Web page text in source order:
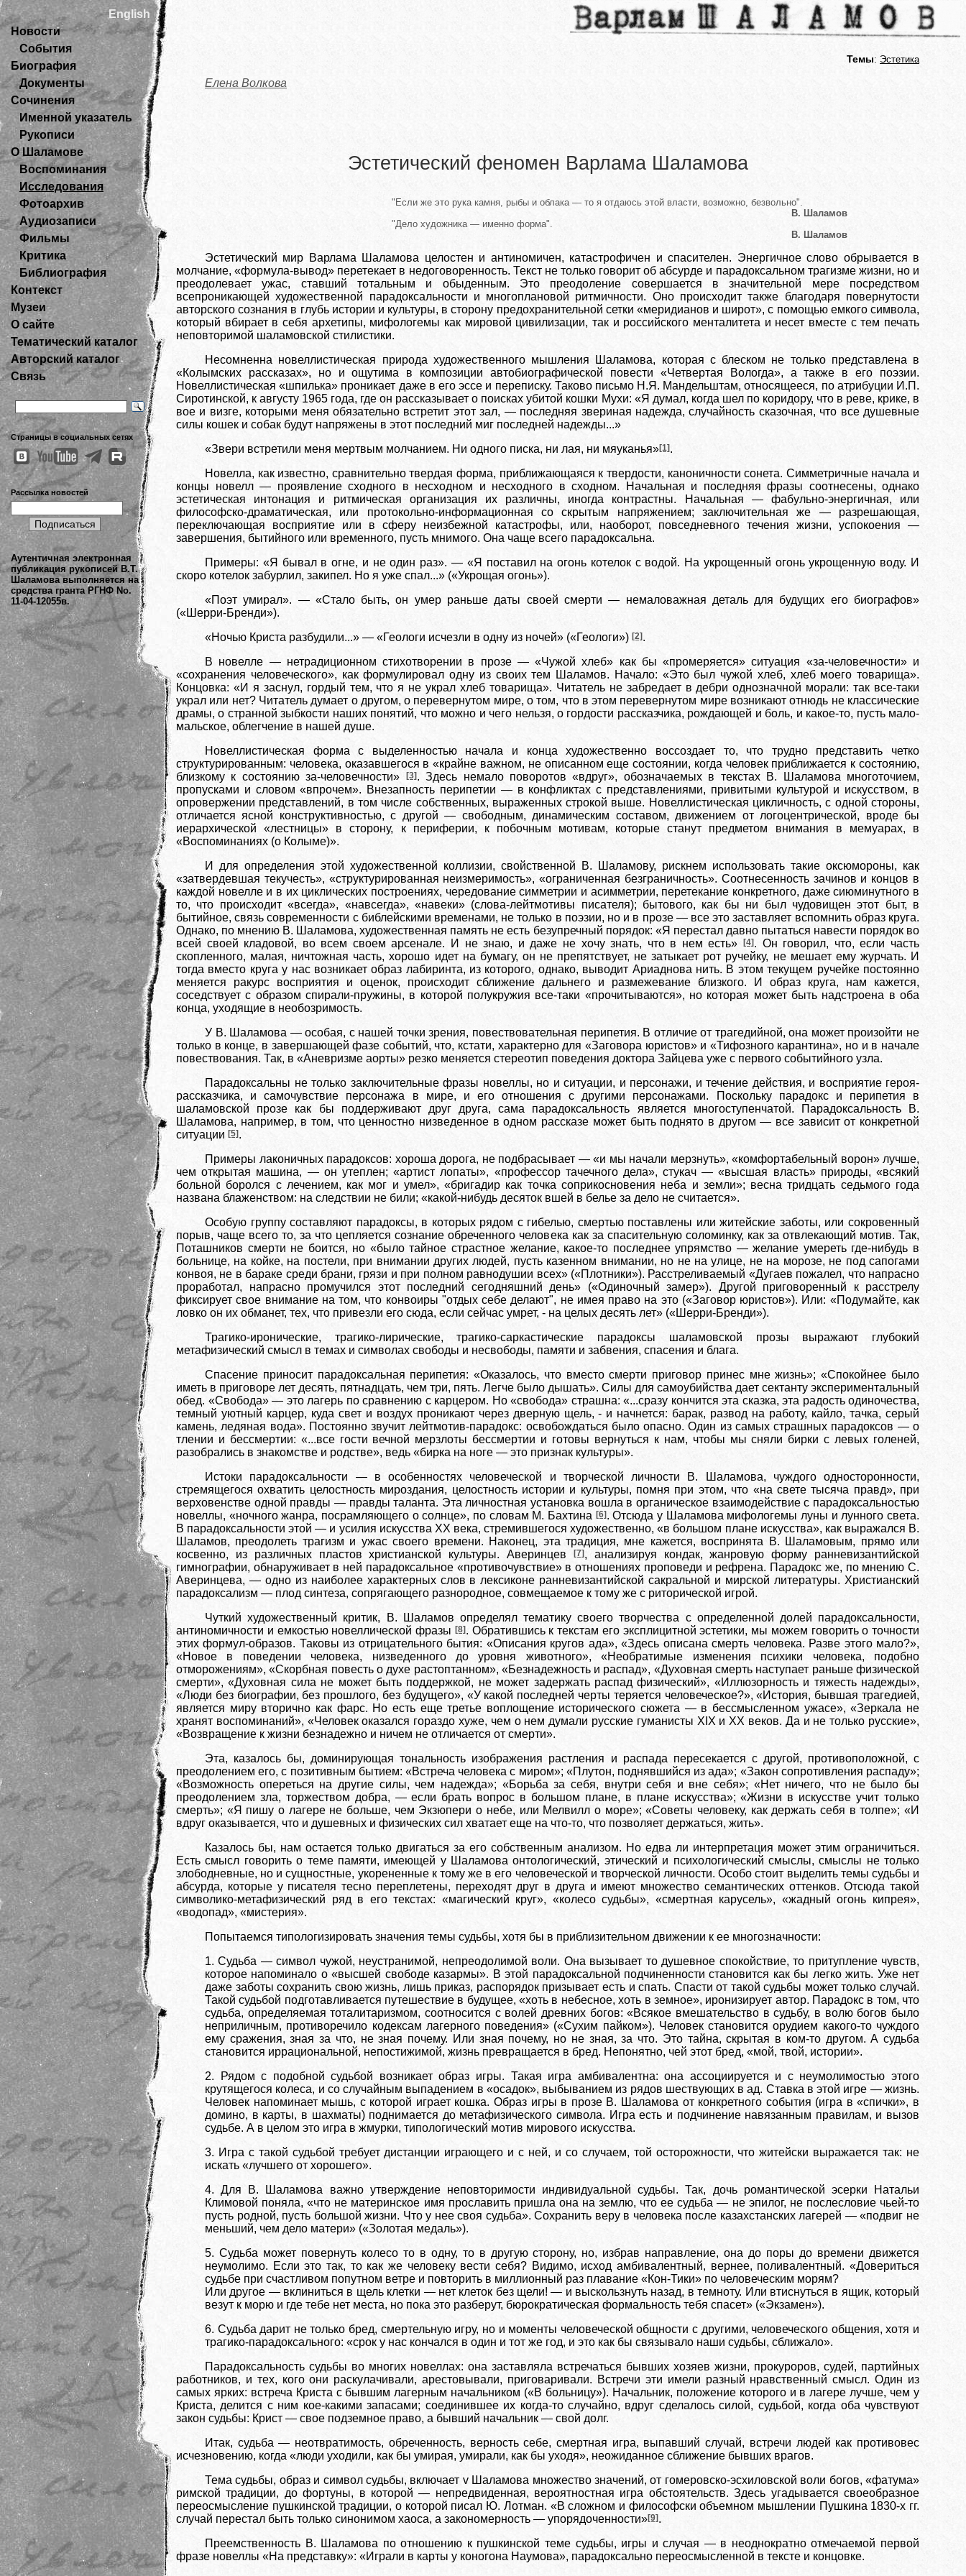
English
Новости
События
Биография
Документы
Сочинения
Именной указатель
Рукописи
О Шаламове
Воспоминания
Исследования
Фотоархив
Аудиозаписи
Фильмы
Критика
Библиография
Контекст
Музеи
О сайте
Тематический каталог
Авторский каталог
Связь
Страницы в социальных сетях
Рассылка новостей
Аутентичная электронная
публикация рукописей В.Т.
Шаламова выполняется на
средства гранта РГНФ No.
11-04-12055в.
Темы: Эстетика
Елена Волкова
Эстетический феномен Варлама Шаламова
"Если же это рука камня, рыбы и облака — то я отдаюсь этой власти, возможно, безвольно".
В. Шаламов
"Дело художника — именно форма".
В. Шаламов
Эстетический мир Варлама Шаламова целостен и антиномичен, катастрофичен и спасителен. Энергичное слово обрывается в
молчание, «формула-вывод» перетекает в недоговоренность. Текст не только говорит об абсурде и парадоксальном трагизме жизни, но и
преодолевает ужас, ставший тотальным и обыденным. Это преодоление совершается в значительной мере посредством
всепроникающей художественной парадоксальности и многоплановой ритмичности. Оно происходит также благодаря повернутости
авторского сознания в глубь истории и культуры, в сторону предохранительной сетки «меридианов и широт», с помощью емкого символа,
который вбирает в себя архетипы, мифологемы как мировой цивилизации, так и российского менталитета и несет вместе с тем печать
неповторимой шаламовской стилистики.
Несомненна новеллистическая природа художественного мышления Шаламова, которая с блеском не только представлена в
«Колымских рассказах», но и ощутима в композиции автобиографической повести «Четвертая Вологда», а также в его поэзии.
Новеллистическая «шпилька» проникает даже в его эссе и переписку. Таково письмо Н.Я. Мандельштам, относящееся, по атрибуции И.П.
Сиротинской, к августу 1965 года, где он рассказывает о поисках убитой кошки Мухи: «Я думал, когда шел по коридору, что в реве, крике, в
вое и визге, которыми меня обязательно встретит этот зал, — последняя звериная надежда, случайность сказочная, что все душевные
силы кошек и собак будут напряжены в этот последний миг последней надежды...»
«Звери встретили меня мертвым молчанием. Ни одного писка, ни лая, ни мяуканья»[1] .
Новелла, как известно, сравнительно твердая форма, приближающаяся к твердости, каноничности сонета. Симметричные начала и
концы новелл — проявление сходного в несходном и несходного в сходном. Начальная и последняя фразы соотнесены, однако
эстетическая интонация и ритмическая организация их различны, иногда контрастны. Начальная — фабульно-энергичная, или
философско-драматическая, или протокольно-информационная со скрытым напряжением; заключительная же — разрешающая,
переключающая восприятие или в сферу неизбежной катастрофы, или, наоборот, повседневного течения жизни, успокоения —
завершения, бытийного или временного, пусть мнимого. Она чаще всего парадоксальна.
Примеры: «Я бывал в огне, и не один раз». — «Я поставил на огонь котелок с водой. На укрощенный огонь укрощенную воду. И
скоро котелок забурлил, закипел. Но я уже спал...» («Укрощая огонь»).
«Поэт умирал». — «Стало быть, он умер раньше даты своей смерти — немаловажная деталь для будущих его биографов»
(«Шерри-Бренди»).
«Ночью Криста разбудили...» — «Геологи исчезли в одну из ночей» («Геологи») [2] .
В новелле — нетрадиционном стихотворении в прозе — «Чужой хлеб» как бы «промеряется» ситуация «за-человечности» и
«сохранения человеческого», как формулировал одну из своих тем Шаламов. Начало: «Это был чужой хлеб, хлеб моего товарища».
Концовка: «И я заснул, гордый тем, что я не украл хлеб товарища». Читатель не забредает в дебри однозначной морали: так все-таки
украл или нет? Читатель думает о другом, о перевернутом мире, о том, что в этом перевернутом мире возникают отнюдь не классические
драмы, о странной зыбкости наших понятий, что можно и чего нельзя, о гордости рассказчика, рождающей и боль, и какое-то, пусть мало-
мальское, облегчение в нашей душе.
Новеллистическая форма с выделенностью начала и конца художественно воссоздает то, что трудно представить четко
структурированным: человека, оказавшегося в «крайне важном, не описанном еще состоянии, когда человек приближается к состоянию,
близкому к состоянию за-человечности»
[3] . Здесь немало поворотов «вдруг», обозначаемых в текстах В. Шаламова многоточием,
пропусками и словом «впрочем». Внезапность перипетии — в конфликтах с представлениями, привитыми культурой и искусством, в
опровержении представлений, в том числе собственных, выраженных строкой выше. Новеллистическая цикличность, с одной стороны,
отличается ясной конструктивностью, с другой — свободным, динамическим составом, движением от логоцентрической, вроде бы
иерархической «лестницы» в сторону, к периферии, к побочным мотивам, которые станут предметом внимания в мемуарах, в
«Воспоминаниях (о Колыме)».
И для определения этой художественной коллизии, свойственной В. Шаламову, рискнем использовать такие оксюмороны, как
«затвердевшая текучесть», «структурированная неизмеримость», «ограниченная безграничность». Соотнесенность зачинов и концов в
каждой новелле и в их циклических построениях, чередование симметрии и асимметрии, перетекание конкретного, даже сиюминутного в
то, что происходит «всегда», «навсегда», «навеки» (слова-лейтмотивы писателя); бытового, как бы ни был чудовищен этот быт, в
бытийное, связь современности с библейскими временами, не только в поэзии, но и в прозе — все это заставляет вспомнить образ круга.
Однако, по мнению В. Шаламова, художественная память не есть безупречный порядок: «Я перестал давно пытаться навести порядок во
всей своей кладовой, во всем своем арсенале. И не знаю, и даже не хочу знать, что в нем есть»
[4] . Он говорил, что, если часть
скопленного, малая, ничтожная часть, хорошо идет на бумагу, он не препятствует, не затыкает рот ручейку, не мешает ему журчать. И
тогда вместо круга у нас возникает образ лабиринта, из которого, однако, выводит Ариаднова нить. В этом текущем ручейке постоянно
меняется ракурс восприятия и оценок, происходит сближение дальнего и размежевание близкого. И образ круга, нам кажется,
соседствует с образом спирали-пружины, в которой полукружия все-таки «прочитываются», но которая может быть надстроена в оба
конца, уходящие в необозримость.
У В. Шаламова — особая, с нашей точки зрения, повествовательная перипетия. В отличие от трагедийной, она может произойти не
только в конце, в завершающей фазе событий, что, кстати, характерно для «Заговора юристов» и «Тифозного карантина», но и в начале
повествования. Так, в «Аневризме аорты» резко меняется стереотип поведения доктора Зайцева уже с первого событийного узла.
Парадоксальны не только заключительные фразы новеллы, но и ситуации, и персонажи, и течение действия, и восприятие героя-
рассказчика, и самочувствие персонажа в мире, и его отношения с другими персонажами. Поскольку парадокс и перипетия в
шаламовской прозе как бы поддерживают друг друга, сама парадоксальность является многоступенчатой. Парадоксальность В.
Шаламова, например, в том, что ценностно низведенное в одном рассказе может быть поднято в другом — все зависит от конкретной
ситуации [5] .
Примеры лаконичных парадоксов: хороша дорога, не подбрасывает — «и мы начали мерзнуть», «комфортабельный ворон» лучше,
чем открытая машина, — он утеплен; «артист лопаты», «профессор тачечного дела», стукач — «высшая власть» природы, «всякий
больной боролся с лечением, как мог и умел», «бригадир как точка соприкосновения неба и земли»; весна тридцать седьмого года
названа блаженством: на следствии не били; «какой-нибудь десяток вшей в белье за дело не считается».
Особую группу составляют парадоксы, в которых рядом с гибелью, смертью поставлены или житейские заботы, или сокровенный
порыв, чаще всего то, за что цепляется сознание обреченного человека как за спасительную соломинку, как за отвлекающий мотив. Так,
Поташников смерти не боится, но «было тайное страстное желание, какое-то последнее упрямство — желание умереть где-нибудь в
больнице, на койке, на постели, при внимании других людей, пусть казенном внимании, но не на улице, не на морозе, не под сапогами
конвоя, не в бараке среди брани, грязи и при полном равнодушии всех» («Плотники»). Расстреливаемый «Дугаев пожалел, что напрасно
проработал, напрасно промучился этот последний сегодняшний день» («Одиночный замер»). Другой приговоренный к расстрелу
фиксирует свое внимание на том, что конвоиры "отдых себе делают", не имея право на это («Заговор юристов»). Или: «Подумайте, как
ловко он их обманет, тех, что привезли его сюда, если сейчас умрет, - на целых десять лет» («Шерри-Бренди»).
Трагико-иронические, трагико-лирические, трагико-саркастические парадоксы шаламовской прозы выражают глубокий
метафизический смысл в темах и символах свободы и несвободы, памяти и забвения, спасения и блага.
Спасение приносит парадоксальная перипетия: «Оказалось, что вместо смерти приговор принес мне жизнь»; «Спокойнее было
иметь в приговоре лет десять, пятнадцать, чем три, пять. Легче было дышать». Силы для самоубийства дает сектанту экспериментальный
обед. «Свобода» — это лагерь по сравнению с карцером. Но «свобода» страшна: «...сразу кончится эта сказка, эта радость одиночества,
темный уютный карцер, куда свет и воздух проникают через дверную щель, - и начнется: барак, развод на работу, кайло, тачка, серый
камень, ледяная вода». Постоянно звучит лейтмотив-парадокс: освобождаться было опасно. Один из самых страшных парадоксов — о
тлении и бессмертии: «...все гости вечной мерзлоты бессмертии и готовы вернуться к нам, чтобы мы сняли бирки с левых голеней,
разобрались в знакомстве и родстве», ведь «бирка на ноге — это признак культуры».
Истоки парадоксальности — в особенностях человеческой и творческой личности В. Шаламова, чуждого односторонности,
стремящегося охватить целостность мироздания, целостность истории и культуры, помня при этом, что «на свете тысяча правд», при
верховенстве одной правды — правды таланта. Эта личностная установка вошла в органическое взаимодействие с парадоксальностью
новеллы, «ночного жанра, посрамляющего о солнце», по словам М. Бахтина [6] . Отсюда у Шаламова мифологемы луны и лунного света.
В парадоксальности этой — и усилия искусства XX века, стремившегося художественно, «в большом плане искусства», как выражался В.
Шаламов, преодолеть трагизм и ужас своего времени. Наконец, эта традиция, мне кажется, воспринята В. Шаламовым, прямо или
косвенно, из различных пластов христианской культуры. Аверинцев
[7] , анализируя кондак, жанровую форму ранневизантийской
гимнографии, обнаруживает в ней парадоксальное «противочувствие» в отношениях проповеди и рефрена. Парадокс же, по мнению С.
Аверинцева, — одно из наиболее характерных слов в лексиконе ранневизантийскойсакральной и мирской литературы. Христианский
парадоксализм — плод синтеза, сопрягающего разнородное, совмещаемое к тому же с риторической игрой.
Чуткий художественный критик, В. Шаламов определял тематику своего творчества с определенной долей парадоксальности,
антиномичности и емкостью новеллической фразы [8] . Обратившись к текстам его эксплицитной эстетики, мы можем говорить о точности
этих формул-образов. Таковы из отрицательного бытия: «Описания кругов ада», «Здесь описана смерть человека. Разве этого мало?»,
«Новое в поведении человека, низведенного до уровня животного», «Необратимые изменения психики человека, подобно
отморожениям», «Скорбная повесть о духе растоптанном», «Безнадежность и распад», «Духовная смерть наступает раньше физической
смерти», «Духовная сила не может быть поддержкой, не может задержать распад физический», «Иллюзорность и тяжесть надежды»,
«Люди без биографии, без прошлого, без будущего», «У какой последней черты теряется человеческое?», «История, бывшая трагедией,
является миру вторично как фарс. Но есть еще третье воплощение исторического сюжета — в бессмысленном ужасе», «Зеркала не
хранят воспоминаний», «Человек оказался гораздо хуже, чем о нем думали русские гуманисты XIX и XX веков. Да и не только русские»,
«Возвращение к жизни безнадежно и ничем не отличается от смерти».
Эта, казалось бы, доминирующая тональность изображения растления и распада пересекается с другой, противоположной, с
преодолением его, с позитивным бытием: «Встреча человека с миром»; «Плутон, поднявшийся из ада»; «Закон сопротивления распаду»;
«Возможность опереться на другие силы, чем надежда»; «Борьба за себя, внутри себя и вне себя»; «Нет ничего, что не было бы
преодолением зла, торжеством добра, — если брать вопрос в большом плане, в плане искусства»; «Жизни в искусстве учит только
смерть»; «Я пишу о лагере не больше, чем Экзюпери о небе, или Мелвилл о море»; «Советы человеку, как держать себя в толпе»; «И
вдруг оказывается, что и душевных и физических сил хватает еще на что-то, что позволяет держаться, жить».
Казалось бы, нам остается только двигаться за его собственным анализом. Но едва ли интерпретация может этим ограничиться.
Есть смысл говорить о теме памяти, имеющей у Шаламова онтологический, этический и психологический смыслы, смыслы не только
злободневные, но и сущностные, укорененные к тому же в его человеческой и творческой личности. Особо стоит выделить темы судьбы и
абсурда, которые у писателя тесно переплетены, переходят друг в друга и имеют множество семантических оттенков. Отсюда такой
символико-метафизический ряд в его текстах: «магический круг», «колесо судьбы», «смертная карусель», «жадный огонь кипрея»,
«водопад», «мистерия».
Попытаемся типологизировать значения темы судьбы, хотя бы в приблизительном движении к ее многозначности:
1. Судьба — символ чужой, неустранимой, непреодолимой воли. Она вызывает то душевное спокойствие, то притупление чувств,
которое напоминало о «высшей свободе казармы». В этой парадоксальной подчиненности становится как бы легко жить. Уже нет
даже заботы сохранить свою жизнь, лишь приказ, распорядок призывает есть и спать. Спасти от такой судьбы может только случай.
Такой судьбой подготавливается путешествие в будущее, «хоть в небесное, хоть в земное», иронизирует автор. Парадокс в том, что
судьба, определяемая тоталитаризмом, соотносится с волей древних богов: «Всякое вмешательство в судьбу, в волю богов было
неприличным, противоречило кодексам лагерного поведения» («Сухим пайком»). Человек становится орудием какого-то чуждого
ему сражения, зная за что, не зная почему. Или зная почему, но не зная, за что. Это тайна, скрытая в ком-то другом. А судьба
становится иррациональной, непостижимой, жизнь превращается в бред. Непонятно, чей этот бред, «мой, твой, истории».
2. Рядом с подобной судьбой возникает образ игры. Такая игра амбивалентна: она ассоциируется и с неумолимостью этого
крутящегося колеса, и со случайным выпадением в «осадок», выбыванием из рядов шествующих в ад. Ставка в этой игре — жизнь.
Человек напоминает мышь, с которой играет кошка. Образ игры в прозе В. Шаламова от конкретного события (игра в «спички», в
домино, в карты, в шахматы) поднимается до метафизического символа. Игра есть и подчинение навязанным правилам, и вызов
судьбе. А в целом это игра в жмурки, типологический мотив мирового искусства.
3. Игра с такой судьбой требует дистанции играющего и с ней, и со случаем, той осторожности, что житейски выражается так: не
искать «лучшего от хорошего».
4. Для В. Шаламова важно утверждение неповторимости индивидуальной судьбы. Так, дочь романтической эсерки Натальи
Климовой поняла, «что не материнское имя прославить пришла она на землю, что ее судьба — не эпилог, не послесловие чьей-то
пусть родной, пусть большой жизни. Что у нее своя судьба». Сохранить веру в человека после казахстанских лагерей — «подвиг не
меньший, чем дело матери» («Золотая медаль»).
5. Судьба может повернуть колесо то в одну, то в другую сторону, но, избрав направление, она до поры до времени движется
неумолимо. Если это так, то как же человеку вести себя? Видимо, исход амбивалентный, вернее, поливалентный. «Довериться
судьбе при счастливом попутном ветре и повторить в миллионный раз плавание «Кон-Тики» по человеческим морям?
Или другое — вклиниться в щель клетки — нет клеток без щели! — и выскользнуть назад, в темноту. Или втиснуться в ящик, который
везут к морю и где тебе нет места, но пока это разберут, бюрократическая формальность тебя спасет» («Экзамен»).
6. Судьба дарит не только бред, смертельную игру, но и моменты человеческой общности с другими, человеческого общения, хотя и
трагико-парадоксального: «срок у нас кончался в один и тот же год, и это как бы связывало наши судьбы, сближало».
Парадоксальность судьбы во многих новеллах: она заставляла встречаться бывших хозяев жизни, прокуроров, судей, партийных
работников, и тех, кого они раскулачивали, арестовывали, приговаривали. Встречи эти имели разный нравственный смысл. Один из
самых ярких: встреча Криста с бывшим лагерным начальником («В больницу»). Начальник, положение которого и в лагере лучше, чем у
Криста, делится с ним кое-какими запасами; соединившее их когда-то случайно, вдруг сделалось силой, судьбой, когда оба чувствуют
закон судьбы: Крист — свое подземное право, а бывший начальник — свой долг.
Итак, судьба — неотвратимость, обреченность, верность себе, смертная игра, выпавший случай, встречи людей как противовес
исчезновению, когда «люди уходили, как бы умирая, умирали, как бы уходя», неожиданное сближение бывших врагов.
Тема судьбы, образ и символ судьбы, включает v Шаламова множество значений, от гомеровско-эсхиловской воли богов, «фатума»
римской традиции, до фортуны, в которой — непредвиденная, вероятностная игра обстоятельств. Здесь угадывается своеобразное
переосмысление пушкинской традиции, о которой писал Ю. Лотман. «В сложном и философски объемном мышлении Пушкина 1830-х гг.
случай перестал быть только синонимом хаоса, а закономерность — упорядоченности»[9] .
Преемственность В. Шаламова по отношению к пушкинской теме судьбы, игры и случая — в неоднократно отмечаемой первой
фразе новеллы «На представку»: «Играли в карты у коногона Наумова», парадоксально переосмысленной в тексте и концовке.